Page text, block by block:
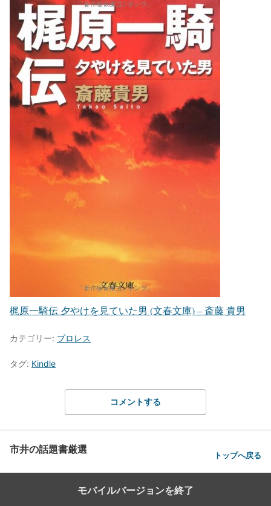
梶原一騎伝 夕やけを見ていた男 (文春文庫) – 斎藤 貴男
カテゴリー: プロレス
タグ: Kindle
コメントする
市井の話題書厳選 トップへ戻る
モバイルバージョンを終了